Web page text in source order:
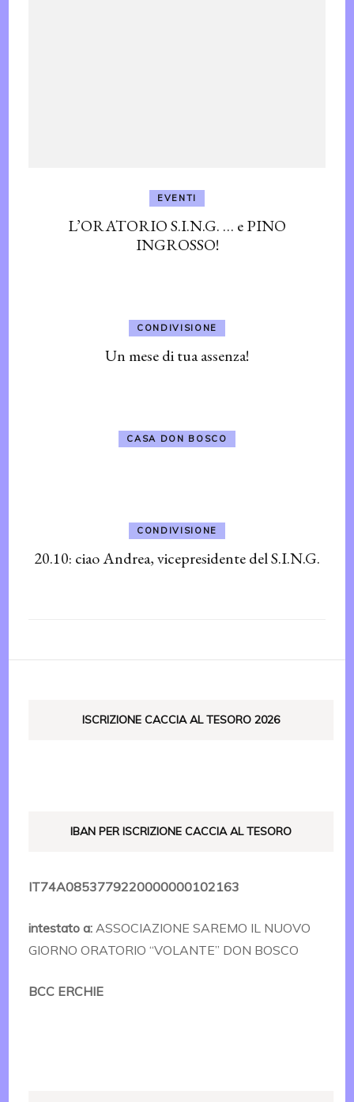
EVENTI
L’ORATORIO S.I.N.G. … e PINO
INGROSSO!
CONDIVISIONE
Un mese di tua assenza!
CASA DON BOSCO
CONDIVISIONE
20.10: ciao Andrea, vicepresidente del S.I.N.G.
ISCRIZIONE CACCIA AL TESORO 2026
IBAN PER ISCRIZIONE CACCIA AL TESORO
IT74A0853779220000000102163
intestato a: ASSOCIAZIONE SAREMO IL NUOVO
GIORNO ORATORIO “VOLANTE” DON BOSCO
BCC ERCHIE